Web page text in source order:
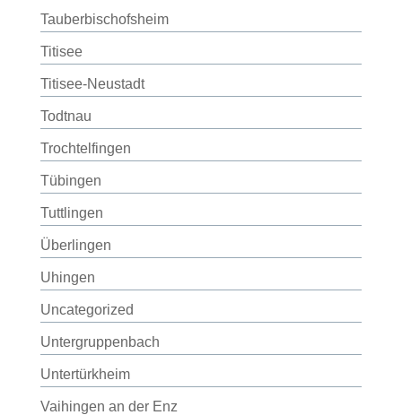
Tauberbischofsheim
Titisee
Titisee-Neustadt
Todtnau
Trochtelfingen
Tübingen
Tuttlingen
Überlingen
Uhingen
Uncategorized
Untergruppenbach
Untertürkheim
Vaihingen an der Enz